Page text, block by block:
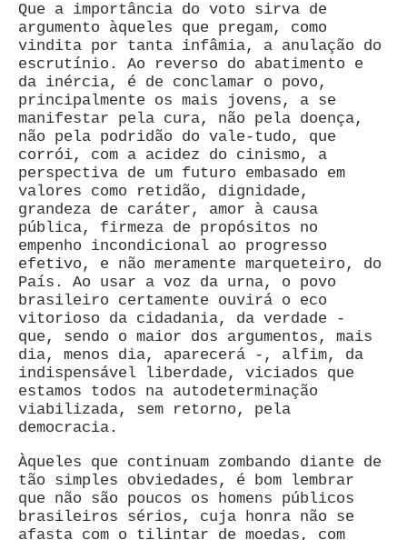
Que a importância do voto sirva de
argumento àqueles que pregam, como
vindita por tanta infâmia, a anulação do
escrutínio. Ao reverso do abatimento e
da inércia, é de conclamar o povo,
principalmente os mais jovens, a se
manifestar pela cura, não pela doença,
não pela podridão do vale-tudo, que
corrói, com a acidez do cinismo, a
perspectiva de um futuro embasado em
valores como retidão, dignidade,
grandeza de caráter, amor à causa
pública, firmeza de propósitos no
empenho incondicional ao progresso
efetivo, e não meramente marqueteiro, do
País. Ao usar a voz da urna, o povo
brasileiro certamente ouvirá o eco
vitorioso da cidadania, da verdade -
que, sendo o maior dos argumentos, mais
dia, menos dia, aparecerá -, alfim, da
indispensável liberdade, viciados que
estamos todos na autodeterminação
viabilizada, sem retorno, pela
democracia.
Àqueles que continuam zombando diante de
tão simples obviedades, é bom lembrar
que não são poucos os homens públicos
brasileiros sérios, cuja honra não se
afasta com o tilintar de moedas, com